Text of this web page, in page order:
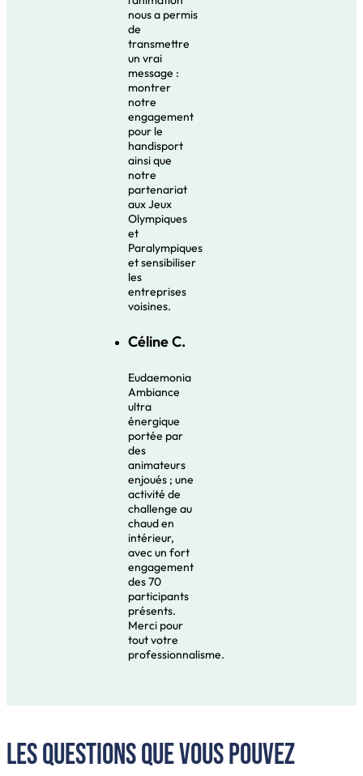
nous a permis
de
transmettre
un vrai
message :
montrer
notre
engagement
pour le
handisport
ainsi que
notre
partenariat
aux Jeux
Olympiques
et
Paralympiques
et sensibiliser
les
entreprises
voisines.
Céline C.
Eudaemonia
Ambiance
ultra
énergique
portée par
des
animateurs
enjoués ; une
activité de
challenge au
chaud en
intérieur,
avec un fort
engagement
des 70
participants
présents.
Merci pour
tout votre
professionnalisme.
Les questions que vous pouvez